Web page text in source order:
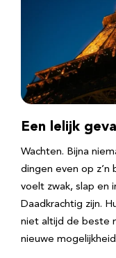
Een lelijk
Wachten. Bijna
dingen even op z’n
voelt zwak, slap en
Daadkrachtig zijn.
niet altijd de beste
nieuwe